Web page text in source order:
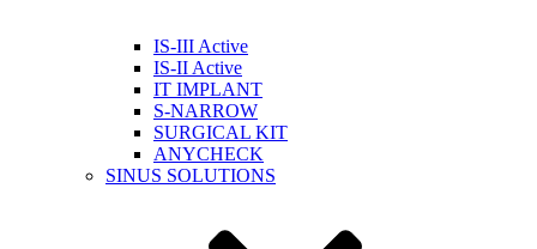
IS-III Active
IS-II Active
IT IMPLANT
S-NARROW
SURGICAL KIT
ANYCHECK
SINUS SOLUTIONS